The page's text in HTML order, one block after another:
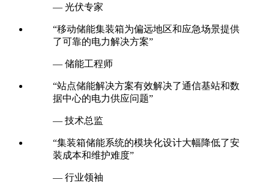
— 光伏专家
“移动储能集装箱为偏远地区和应急场景提供
了可靠的电力解决方案”
— 储能工程师
“站点储能解决方案有效解决了通信基站和数
据中心的电力供应问题”
— 技术总监
“集装箱储能系统的模块化设计大幅降低了安
装成本和维护难度”
— 行业领袖